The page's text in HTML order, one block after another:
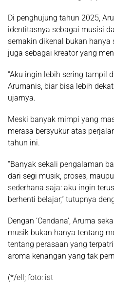
Di penghujung tahun 2025,
identitasnya sebagai musisi
semakin dikenal bukan hanya
juga sebagai kreator yang
“Aku ingin lebih sering tampil
Arumanis, biar bisa lebih
ujarnya.
Meski banyak mimpi yang
merasa bersyukur atas
tahun ini.
“Banyak sekali pengalaman
dari segi musik, proses,
sederhana saja: aku ingin
berhenti belajar,” tutupnya
Dengan ‘Cendana’, Aruma
musik bukan hanya tentang
tentang perasaan yang
aroma kenangan yang tak
(*/ell; foto: ist